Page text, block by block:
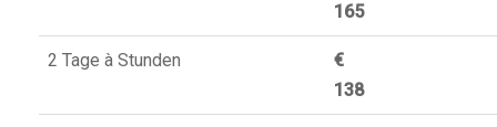
165
2 Tage à Stunden
€
138